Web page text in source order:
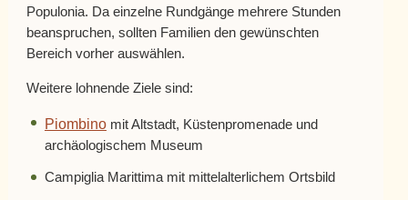
Populonia. Da einzelne Rundgänge mehrere Stunden
beanspruchen, sollten Familien den gewünschten
Bereich vorher auswählen.
Weitere lohnende Ziele sind:
Piombinomit Altstadt, Küstenpromenade und
archäologischem Museum
Campiglia Marittima mit mittelalterlichem Ortsbild